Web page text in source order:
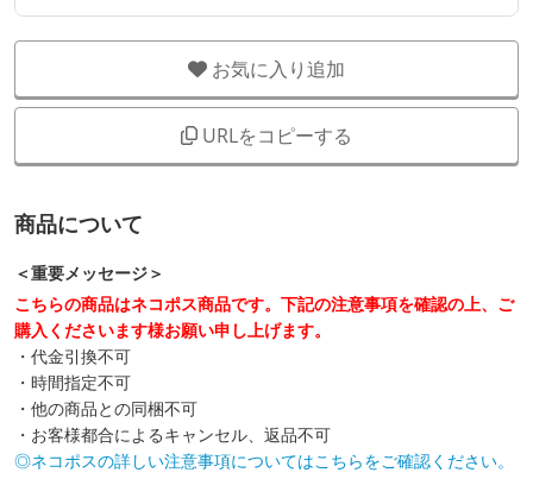
お気に入り追加
URLをコピーする
商品について
＜重要メッセージ＞
こちらの商品はネコポス商品です。下記の注意事項を確認の上、ご
購入くださいます様お願い申し上げます。
・代金引換不可
・時間指定不可
・他の商品との同梱不可
・お客様都合によるキャンセル、返品不可
◎ネコポスの詳しい注意事項についてはこちらをご確認ください。